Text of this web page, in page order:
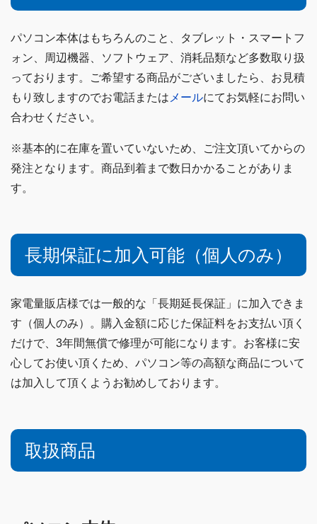
パソコン本体はもちろんのこと、タブレット・スマートフ
ォン、周辺機器、ソフトウェア、消耗品類など多数取り扱
っております。ご希望する商品がございましたら、お見積
もり致しますのでお電話または メールにてお気軽にお問い
合わせください。
※基本的に在庫を置いていないため、ご注文頂いてからの
発注となります。商品到着まで数日かかることがありま
す。
長期保証に加入可能（個人のみ）
家電量販店様では一般的な「長期延長保証」に加入できま
す（個人のみ）。購入金額に応じた保証料をお支払い頂く
だけで、3年間無償で修理が可能になります。お客様に安
心してお使い頂くため、パソコン等の高額な商品について
は加入して頂くようお勧めしております。
取扱商品